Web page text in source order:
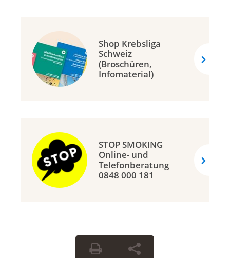
Shop Krebsliga
Schweiz
(Broschüren,
Infomaterial)
STOP SMOKING
Online- und
Telefonberatung
0848 000 181